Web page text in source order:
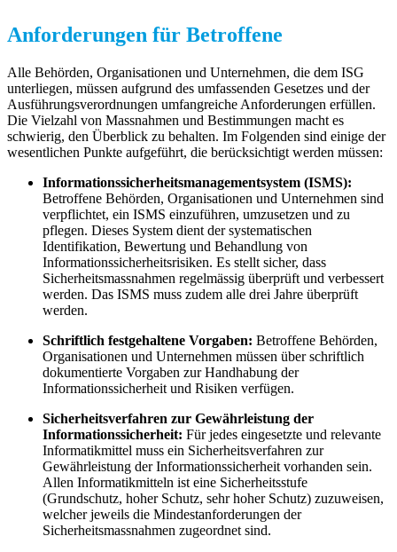
Anforderungen für Betroffene
Alle Behörden, Organisationen und Unternehmen, die dem ISG
unterliegen, müssen aufgrund des umfassenden Gesetzes und der
Ausführungsverordnungen umfangreiche Anforderungen erfüllen.
Die Vielzahl von Massnahmen und Bestimmungen macht es
schwierig, den Überblick zu behalten. Im Folgenden sind einige der
wesentlichen Punkte aufgeführt, die berücksichtigt werden müssen:
Informationssicherheitsmanagementsystem (ISMS):
Betroffene Behörden, Organisationen und Unternehmen sind
verpflichtet, ein ISMS einzuführen, umzusetzen und zu
pflegen. Dieses System dient der systematischen
Identifikation, Bewertung und Behandlung von
Informationssicherheitsrisiken. Es stellt sicher, dass
Sicherheitsmassnahmen regelmässig überprüft und verbessert
werden. Das ISMS muss zudem alle drei Jahre überprüft
werden.
Schriftlich festgehaltene Vorgaben: Betroffene Behörden,
Organisationen und Unternehmen müssen über schriftlich
dokumentierte Vorgaben zur Handhabung der
Informationssicherheit und Risiken verfügen.
Sicherheitsverfahren zur Gewährleistung der
Informationssicherheit: Für jedes eingesetzte und relevante
Informatikmittel muss ein Sicherheitsverfahren zur
Gewährleistung der Informationssicherheit vorhanden sein.
Allen Informatikmitteln ist eine Sicherheitsstufe
(Grundschutz, hoher Schutz, sehr hoher Schutz) zuzuweisen,
welcher jeweils die Mindestanforderungen der
Sicherheitsmassnahmen zugeordnet sind.